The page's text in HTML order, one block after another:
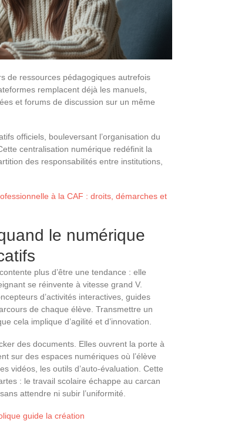
de ressources pédagogiques autrefois
remplacent déjà les manuels,
et forums de discussion sur un même
officiels, bouleversant l’organisation du
centralisation numérique redéfinit la
des responsabilités entre institutions,
à la CAF : droits, démarches et
le numérique
plus d’être une tendance : elle
se réinvente à vitesse grand V.
d’activités interactives, guides
de chaque élève. Transmettre un
cela implique d’agilité et d’innovation.
des documents. Elles ouvrent la porte à
sur des espaces numériques où l’élève
vidéos, les outils d’auto-évaluation. Cette
: le travail scolaire échappe au carcan
attendre ni subir l’uniformité.
guide la création